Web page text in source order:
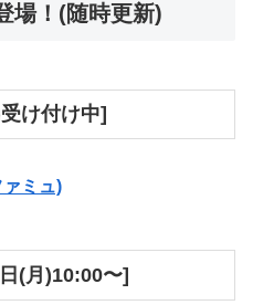
場！(随時更新)
け付け中]
ミュ)
(月)10:00〜]